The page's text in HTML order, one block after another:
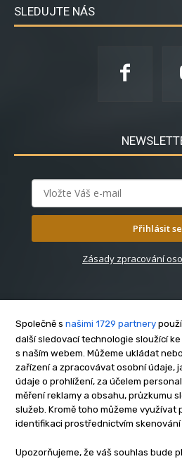
SLEDUJTE NÁS
Přihlásit se
Zásady zpracování
O nás
Kontakt
Reklama
Zásady
Privacy
Cookies
Společně s našimi 1729 partnery
další sledovací technologie sloužící
s naším webem. Můžeme ukládat
zařízení a zpracovávat osobní údaje,
údaje o prohlížení, za účelem
měření reklamy a obsahu, průzkumu
služeb. Kromě toho můžeme využívat
identifikaci prostřednictvím skenování
Upozorňujeme, že váš souhlas bude